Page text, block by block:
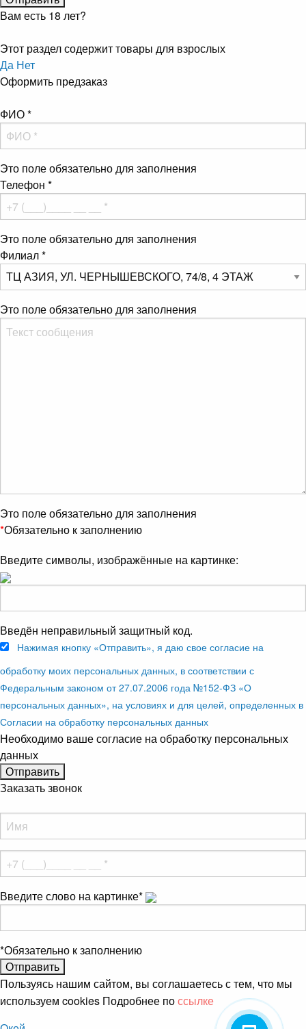
Вам есть 18 лет?
Этот раздел содержит товары для взрослых
Да Нет
Оформить предзаказ
ФИО*
Это поле обязательно для заполнения
Телефон *
Это поле обязательно для заполнения
Филиал*
Это поле обязательно для заполнения
Это поле обязательно для заполнения
*Обязательно к заполнению
Введите символы, изображённые на картинке:
Введён неправильный защитный код.
Нажимая кнопку «Отправить», я даю свое согласие на
обработку моих персональных данных, в соответствии с
Федеральным законом от 27.07.2006 года №152-ФЗ «О
персональных данных», на условиях и для целей, определенных в
Согласии на обработку персональных данных
Необходимо ваше согласие на обработку персональных
данных
Заказать звонок
Введите слово на картинке*
*Обязательно к заполнению
Пользуясь нашим сайтом, вы соглашаетесь с тем, что мы
используем cookies Подробнее поссылке